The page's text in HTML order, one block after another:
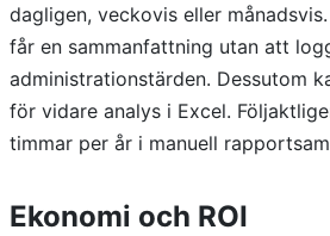
dagligen, veckovis eller
får en sammanfattning utan att
administrationstärden. Dessutom
för vidare analys i Excel.
timmar per år i manuell
Ekonomi och ROI